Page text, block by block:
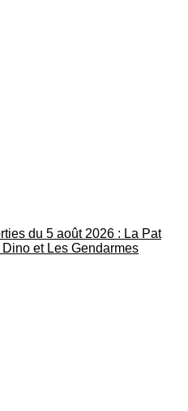
du 5 août 2026 : La Pat
et Les Gendarmes